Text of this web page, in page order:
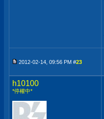
2012-02-14, 09:56 PM #23
h10100
*停權中*